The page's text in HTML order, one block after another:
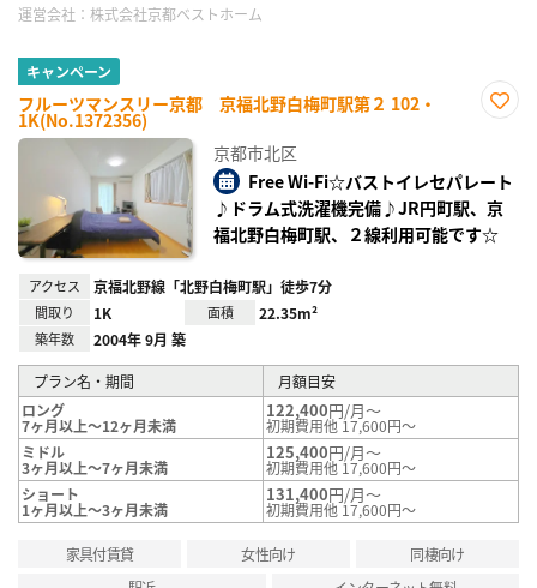
運営会社： 株式会社京都ベストホーム
キャンペーン
フルーツマンスリー京都 京福北野白梅町駅第２ 102・
1K(No.1372356)
録
京都市北区
Free Wi-Fi☆バストイレセパレート
♪ドラム式洗濯機完備♪JR円町駅、京
福北野白梅町駅、２線利用可能です☆
アクセス 京福北野線「北野白梅町駅」徒歩7分
間取り 1K 面積 22.35m²
築年数 2004年 9月 築
プラン名・期間
月額目安
ロング
7ヶ月以上～12ヶ月未満
122,400円/月～
初期費用他 17,600円～
ミドル
3ヶ月以上～7ヶ月未満
125,400円/月～
初期費用他 17,600円～
ショート
1ヶ月以上～3ヶ月未満
131,400円/月～
初期費用他 17,600円～
家具付賃貸 女性向け
同棲向け